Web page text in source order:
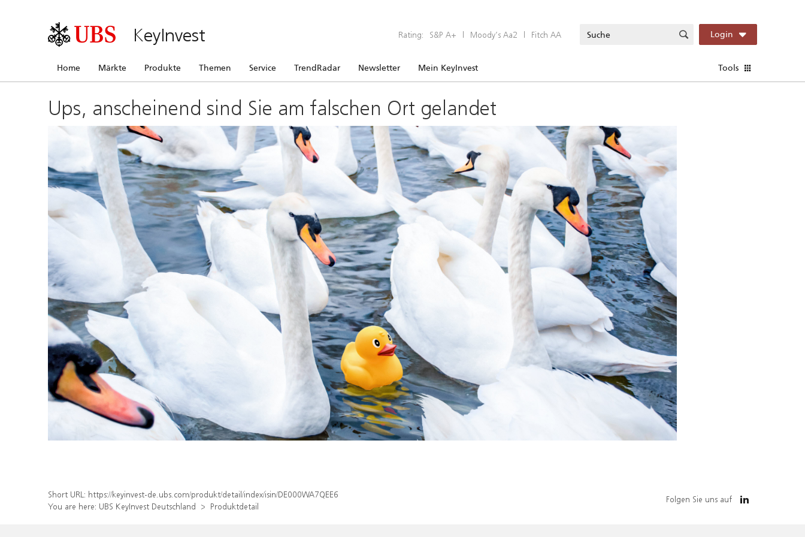
KeyInvest Rating: S&P A+ | Moody’s Aa2 | Fitch AA Login
Home Märkte Produkte Themen Service TrendRadar Newsletter Mein KeyInvest Tools
Ups, anscheinend sind Sie am falschen Ort gelandet
Short URL: https://keyinvest-de.ubs.com/produkt/detail/index/isin/DE000WA7QEE6
You are here: UBS KeyInvest Deutschland Produktdetail
Folgen Sie uns auf